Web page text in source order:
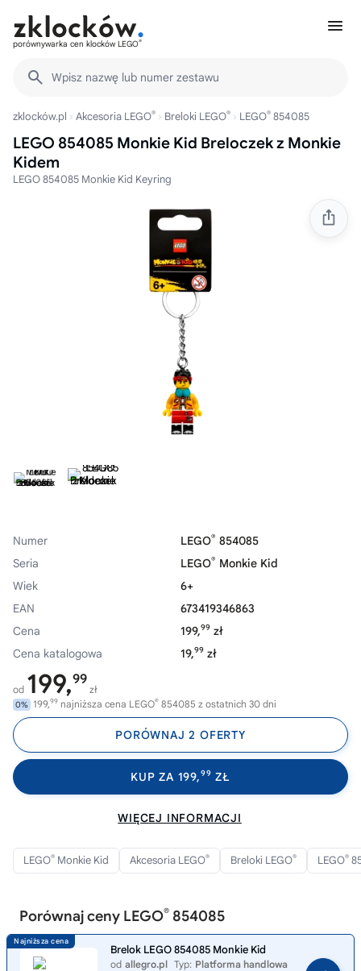
porównywarka cen klocków LEGO®
Wpisz nazwę lub numer zestawu
zklocków.pl Akcesoria LEGO® Breloki LEGO® LEGO® 854085
LEGO 854085 Monkie Kid Breloczek z Monkie
Kidem
LEGO 854085 Monkie Kid Keyring
Numer LEGO® 854085
Seria
LEGO® Monkie Kid
Wiek
6+
EAN
673419346863
Cena
199,99 zł
Cena katalogowa
19,99 zł
od 199,99
zł
0% 199,99 najniższa cena LEGO® 854085 z ostatnich 30 dni
PORÓWNAJ 2 OFERTY
KUP ZA 199,99 ZŁ
WIĘCEJ INFORMACJI
LEGO® Monkie Kid Akcesoria LEGO® Breloki LEGO® LEGO®
Porównaj ceny LEGO® 854085
Brelok LEGO 854085 Monkie Kid
od allegro.pl Typ: Platforma handlowa